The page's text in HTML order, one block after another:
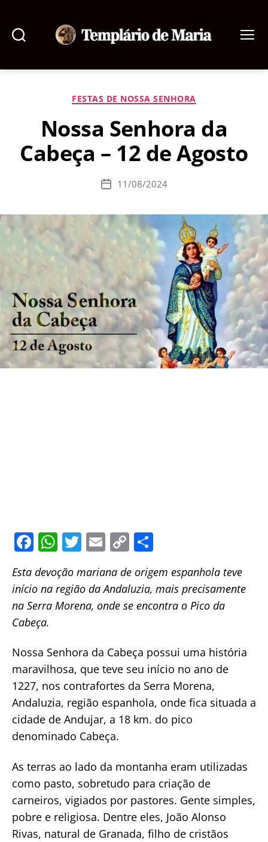
de
Categorias
FESTAS DE NOSSA SENHORA
Nossa Senhora da
Cabeça – 12 de Agosto
Data11/08/2024
F
a
c
e
b
o
o
k
W
at
s
A
p
T
itt
er
E
ai
l
C
p
y
Li
k
ar
e
Esta devoção mariana de origem espanhola teve
início na região da Andaluzia, mais precisamente
na Serra Morena, onde se encontra o Pico da
Cabeça.
Nossa Senhora da Cabeça possui uma história
maravilhosa, que teve seu início no ano de
1227, nos contrafortes da Serra Morena,
Andaluzia, região espanhola, onde fica situada a
cidade de Andujar, a 18 km. do pico
denominado Cabeça.
As terras ao lado da montanha eram utilizadas
como pasto, sobretudo para criação de
carneiros, vigiados por pastores. Gente simples,
pobre e religiosa. Dentre eles, João Alonso
Rivas, natural de Granada, filho de cristãos